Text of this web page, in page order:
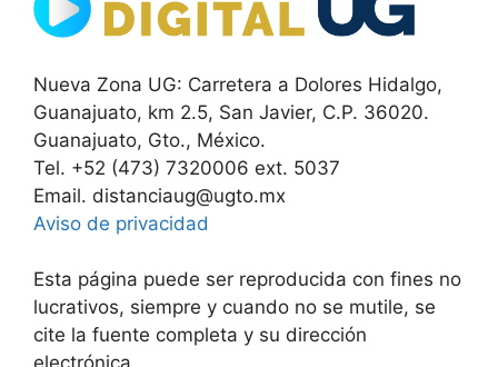
Nueva Zona UG: Carretera a Dolores Hidalgo,
Guanajuato, km 2.5, San Javier, C.P. 36020.
Guanajuato, Gto., México.
Tel. +52 (473) 7320006 ext. 5037
Email. distanciaug@ugto.mx
Aviso de privacidad
Esta página puede ser reproducida con fines no
lucrativos, siempre y cuando no se mutile, se
cite la fuente completa y su dirección
electrónica